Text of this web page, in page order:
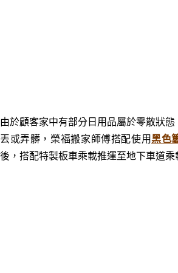
由於顧客家中有部分日用品屬於零散狀
丟或弄髒，榮福搬家師傅搭配使用黑色
後，搭配特製板車乘載推運至地下車道乘